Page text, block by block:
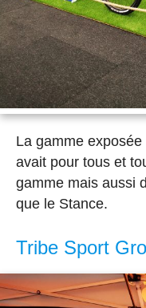
La gamme
avait pour tous et
gamme mais aussi
que le Stance.
Tribe Sport